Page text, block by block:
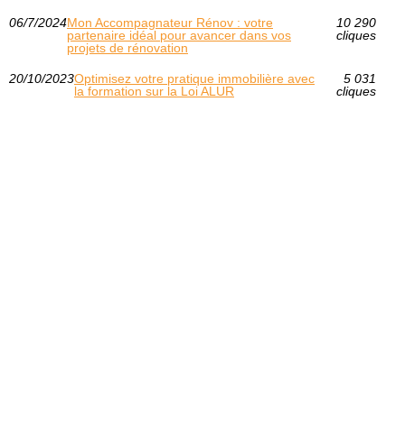
06/7/2024Mon Accompagnateur Rénov : votre
partenaire idéal pour avancer dans vos
projets de rénovation
10 290
cliques
20/10/2023Optimisez votre pratique immobilière avec
la formation sur la Loi ALUR
5 031
cliques